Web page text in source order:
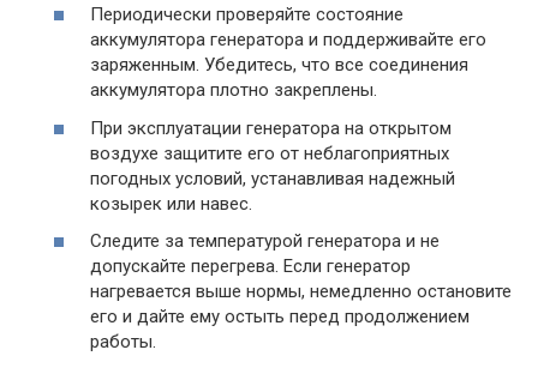
Периодически проверяйте состояние
аккумулятора генератора и поддерживайте его
заряженным. Убедитесь, что все соединения
аккумулятора плотно закреплены.
При эксплуатации генератора на открытом
воздухе защитите его от неблагоприятных
погодных условий, устанавливая надежный
козырек или навес.
Следите за температурой генератора и не
допускайте перегрева. Если генератор
нагревается выше нормы, немедленно остановите
его и дайте ему остыть перед продолжением
работы.